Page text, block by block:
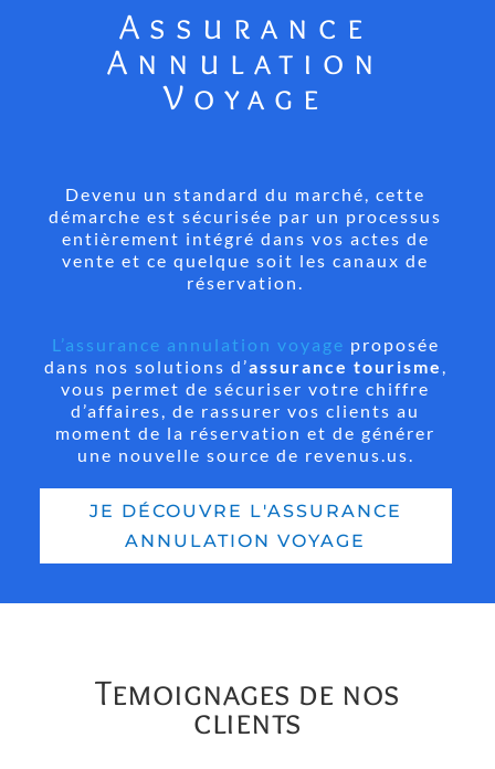
Assurance
Annulation
Voyage
Devenu un standard du marché, cette
démarche est sécurisée par un processus
entièrement intégré dans vos actes de
vente et ce quelque soit les canaux de
réservation.
L’assurance annulation voyage proposée
dans nos solutions d’assurance tourisme ,
vous permet de sécuriser votre chiffre
d’affaires, de rassurer vos clients au
moment de la réservation et de générer
une nouvelle source de revenus.us.
JE DÉCOUVRE L'ASSURANCE
ANNULATION VOYAGE
Temoignages de nos
clients